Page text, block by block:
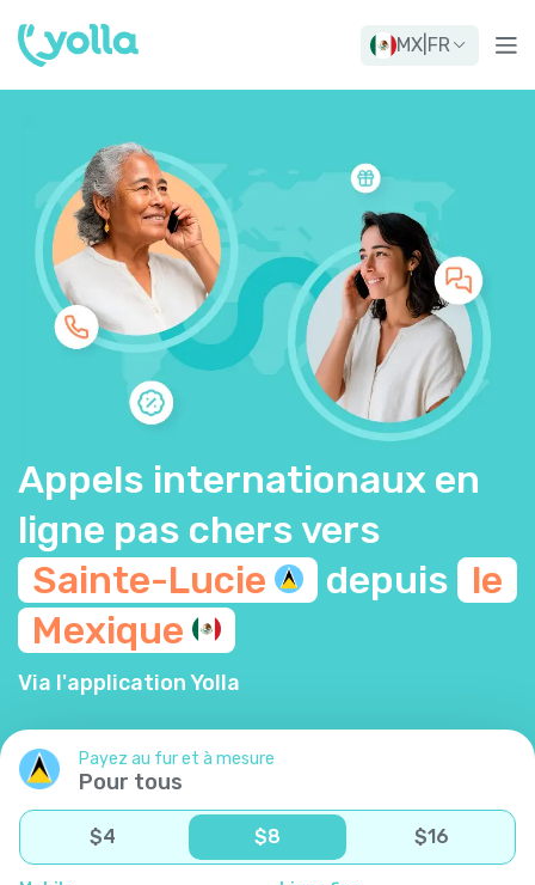
MX FR
Appels internationaux en
ligne pas chers vers
Sainte-Lucie
depuis le
Mexique
Via l'application Yolla
Payez au fur et à mesure
Pour tous
$4 $8 $16